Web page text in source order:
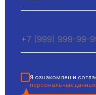
Я ознакомлен и
персональных данных